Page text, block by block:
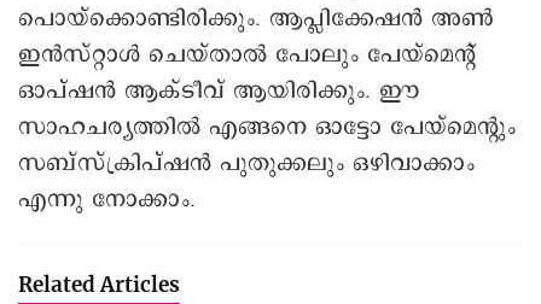
പൊയ്ക്കൊണ്ടിരിക്കും. ആപ്ലിക്കേഷൻ അൺ
ഇൻസ്റ്റാൾ ചെയ്താൽ പോലും പേയ്മെന്റ്
ഓപ്ഷൻ ആക്ടീവ് ആയിരിക്കും. ഈ
സാഹചര്യത്തില്‍ എങ്ങനെ ഓട്ടോ പേയ്മെന്റും
സബ്സ്ക്രിപ്ഷൻ പുതുക്കലും ഒഴിവാക്കാം
എന്നു നോക്കാം.
Related Articles